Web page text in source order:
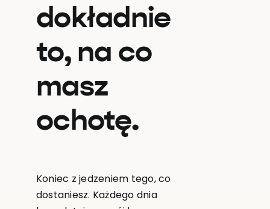
dokładnie
to, na co
masz
ochotę.
Koniec z jedzeniem tego, co
dostaniesz. Każdego dnia